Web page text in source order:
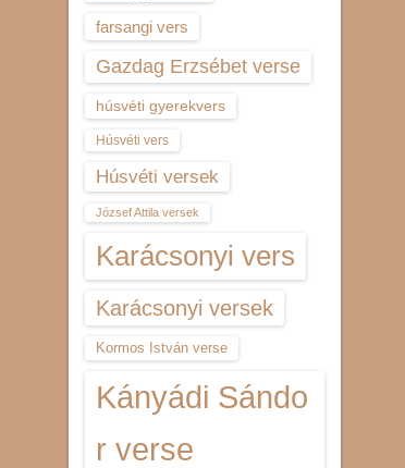
farsangi vers
Gazdag Erzsébet verse
húsvéti gyerekvers
Húsvéti vers
Húsvéti versek
József Attila versek
Karácsonyi vers
Karácsonyi versek
Kormos István verse
Kányádi Sándo
r verse